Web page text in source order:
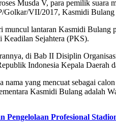
Musda V, para pemilik suara
VII/2017, Kasmidi Bulang
muncul lantaran Kasmidi Bulang
Keadilan Sejahtera (PKS).
di Bab II Disiplin
Indonesia Kepala Daerah
nama yang mencuat sebagai
Kasmidi Bulang adalah
Pengelolaan Profesional